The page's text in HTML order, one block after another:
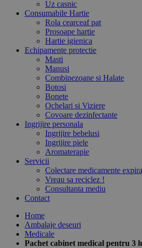
Uz casnic
Consumabile Hartie
Rola cearceaf pat
Prosoape hartie
Hartie igienica
Echipamente protectie
Masti
Manusi
Combinezoane si Halate
Botosi
Bonete
Ochelari si Viziere
Covoare dezinfectante
Ingrijire personala
Ingrijire bebelusi
Ingrijire piele
Aromaterapie
Servicii
Colectare medicamente
Vreau sa reciclez !
Consultanta mediu
Contact
Home
Ambalaje deseuri
Medicale
Pachet cabinet medical pentru 3